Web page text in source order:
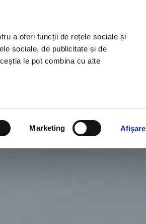
a oferi funcții de rețele sociale și
sociale, de publicitate și de
le pot combina cu alte
Marketing Afişare